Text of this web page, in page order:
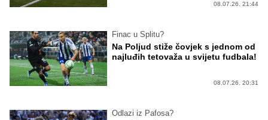
08.07.26. 21:44
Finac u Splitu?
Na Poljud stiže čovjek s jednom od
najluđih tetovaža u svijetu fudbala!
08.07.26. 20:31
Odlazi iz Pafosa?